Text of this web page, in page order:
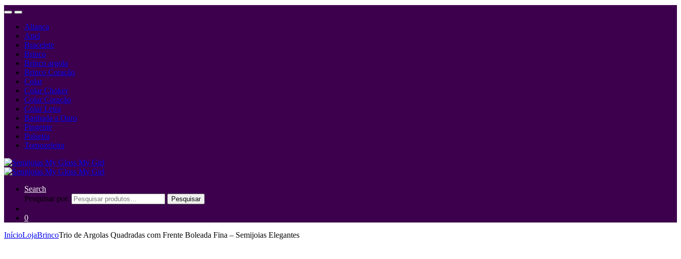
Aliança
Anel
Bracelete
Brinco
Brinco argola
Brinco Coração
Colar
Colar Choker
Colar Coração
Colar Letra
Banhada a Ouro
Pingente
Pulseira
Tornozeleira
Search
Pesquisar por:
Pesquisar
0
InícioLojaBrincoTrio de Argolas Quadradas com Frente Boleada Fina – Semijoias Elegantes